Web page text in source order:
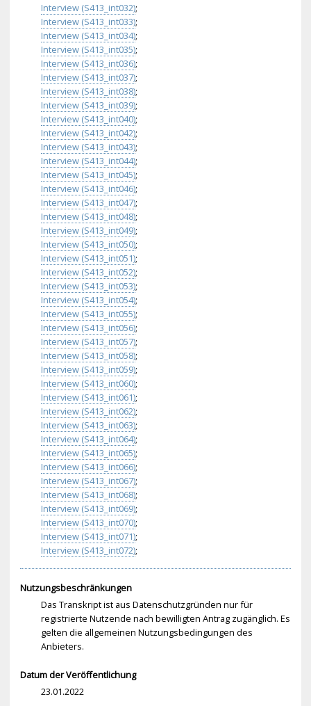
Interview (S413_int032);
Interview (S413_int033);
Interview (S413_int034);
Interview (S413_int035);
Interview (S413_int036);
Interview (S413_int037);
Interview (S413_int038);
Interview (S413_int039);
Interview (S413_int040);
Interview (S413_int042);
Interview (S413_int043);
Interview (S413_int044);
Interview (S413_int045);
Interview (S413_int046);
Interview (S413_int047);
Interview (S413_int048);
Interview (S413_int049);
Interview (S413_int050);
Interview (S413_int051);
Interview (S413_int052);
Interview (S413_int053);
Interview (S413_int054);
Interview (S413_int055);
Interview (S413_int056);
Interview (S413_int057);
Interview (S413_int058);
Interview (S413_int059);
Interview (S413_int060);
Interview (S413_int061);
Interview (S413_int062);
Interview (S413_int063);
Interview (S413_int064);
Interview (S413_int065);
Interview (S413_int066);
Interview (S413_int067);
Interview (S413_int068);
Interview (S413_int069);
Interview (S413_int070);
Interview (S413_int071);
Interview (S413_int072);
Nutzungsbeschränkungen
Das Transkript ist aus Datenschutzgründen nur für
registrierte Nutzende nach bewilligten Antrag zugänglich. Es
gelten die allgemeinen Nutzungsbedingungen des
Anbieters.
Datum der Veröffentlichung
23.01.2022